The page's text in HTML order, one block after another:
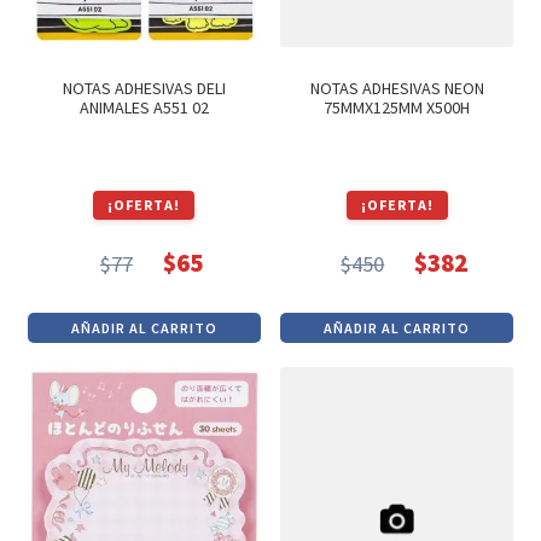
NOTAS ADHESIVAS DELI
ANIMALES A551 02
¡OFERTA!
$77
precio
original
era:
$77.
$65
precio
actual
es:
$65.
AÑADIR AL CARRITO
NOTAS ADHESIVAS NEON
75MMX125MM X500H
¡OFERTA!
$450
precio
original
$382
precio
actual
AÑADIR AL CARRITO